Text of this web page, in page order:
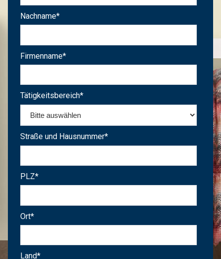
Nachname*
Firmenname*
Tätigkeitsbereich*
Straße und Hausnummer*
PLZ*
Ort*
Land*